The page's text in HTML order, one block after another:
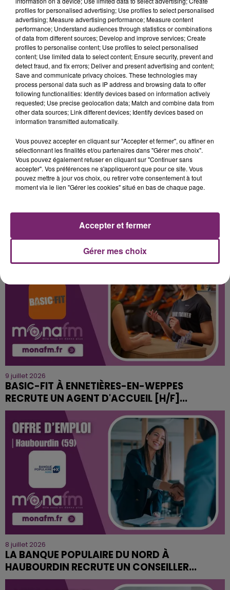
4 août 2026
LE CENTRE MÉDICAL HÉLÈNE BOREL À LOMME
RECRUTE UN(E) INFIRMIER(ÈRE)...
POM’DISTRIB À ANGRES RECRUTE UN(E)
ASSISTANT(E) ADV EN CDI
9 juillet 2026
BASIC-FIT À ENNETIÈRES-EN-WEPPES
RECRUTE UN AGENT D'ACCUEIL [H/F]...
8 juillet 2026
LA BANQUE POPULAIRE DU NORD À
HAUBOURDIN RECRUTE UN CONSEILLER...
profiles for personalised advertising; Use profiles to select personalised
advertising; Measure advertising performance; Measure content
performance; Understand audiences through statistics or combinations
of data from different sources; Develop and improve services; Create
profiles to personalise content; Use profiles to select personalised
content; Use limited data to select content; Ensure security, prevent and
detect fraud, and fix errors; Deliver and present advertising and content;
Save and communicate privacy choices. These technologies may
process personal data such as IP address and browsing data to offer
following functionalities: Identify devices based on information actively
requested; Use precise geolocation data; Match and combine data from
other data sources; Link different devices; Identify devices based on
information transmitted automatically.
Vous pouvez accepter en cliquant sur "Accepter et fermer", ou affiner en
sélectionnant les finalités et/ou partenaires dans "Gérer mes choix".
Vous pouvez également refuser en cliquant sur "Continuer sans
accepter". Vos préférences ne s'appliqueront que pour ce site. Vous
pouvez mettre à jour vos choix, ou retirer votre consentement à tout
moment via le lien "Gérer les cookies" situé en bas de chaque page.
Gérer mes choix
Accepter et fermer